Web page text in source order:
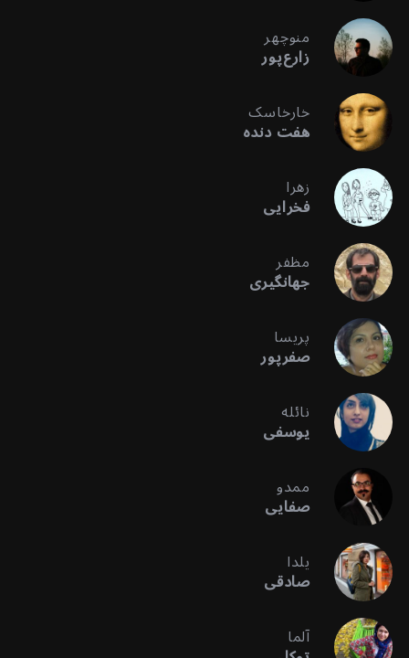
منوچهر
زارع‌پور
خارخاسک
هفت دنده
زهرا
فخرایی
مظفر
جهانگیری
پریسا
صفرپور
نائله
یوسفی
ممدو
صفایی
یلدا
صادقی
آلما